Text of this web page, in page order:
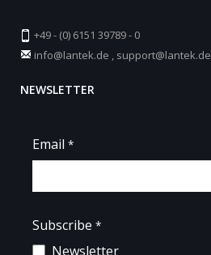
+49 - (0) 6151 39789 - 0
info@lantek.de , support@lantek.de
NEWSLETTER